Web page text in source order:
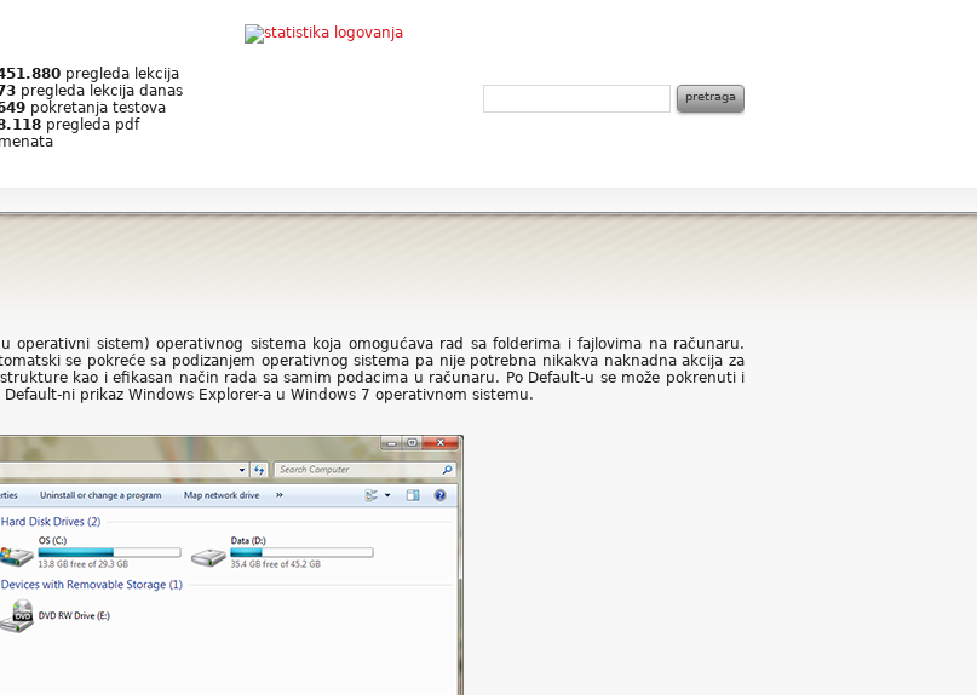
pregleda lekcija
pregleda lekcija danas
pokretanja testova
pregleda pdf
operativni sistem) operativnog sistema koja omogućava rad sa folderima i fajlovima na računaru.
se pokreće sa podizanjem operativnog sistema pa nije potrebna nikakva naknadna akcija za
kao i efikasan način rada sa samim podacima u računaru. Po Default-u se može pokrenuti i
ni prikaz Windows Explorer-a u Windows 7 operativnom sistemu.